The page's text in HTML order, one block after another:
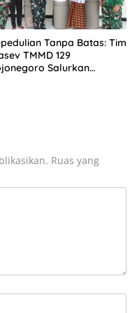
Tanpa Batas: Tim
TMMD 129
Salurkan
Ruas yang